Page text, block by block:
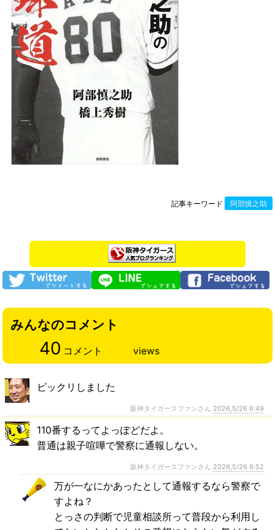
記事キーワード 阿部慎之助
みんなのコメント
40 コメント views
ビックリしました
阪神タイガースファンさん 2026,5/26 6:49
110番するってよっぽどだよ。
普通は親子喧嘩で警察に通報しない。
阪神タイガースファンさん 2026,5/26 6:52
万が一なにかあったとして通報するなら警察で
すよね？
とっさの判断で児童相談所って普段から利用し